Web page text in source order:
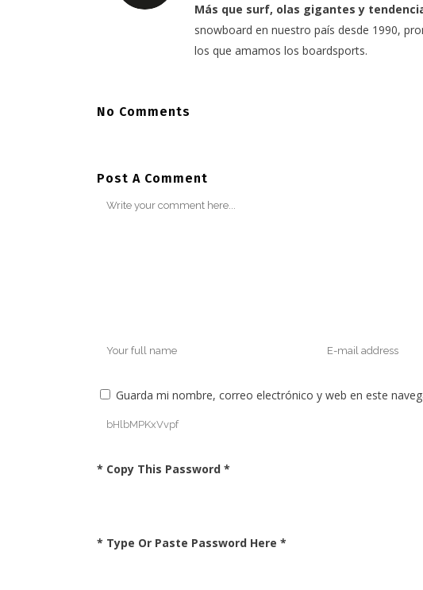
Más que surf, olas gigantes y
snowboard en nuestro país desde 1990,
los que amamos los boardsports.
No Comments
Post A Comment
Guarda mi nombre, correo electrónico y web en este
* Copy This Password *
* Type Or Paste Password Here *